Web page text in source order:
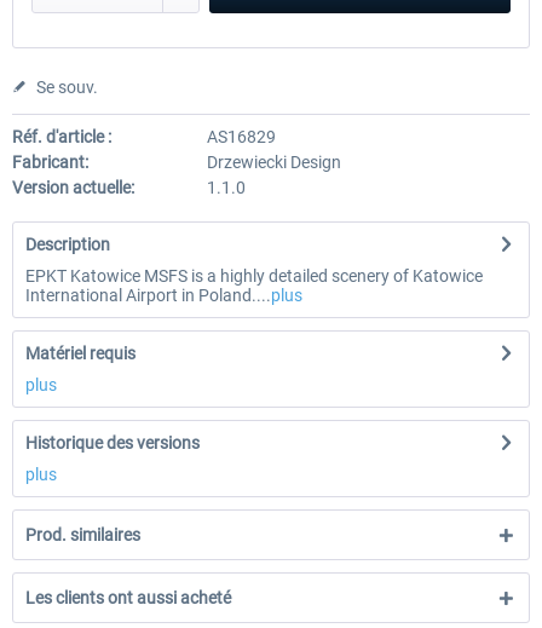
Se souv.
Réf. d'article :
AS16829
Fabricant:
Drzewiecki Design
Version actuelle:
1.1.0
Description
EPKT Katowice MSFS is a highly detailed scenery of Katowice
International Airport in Poland....plus
Matériel requis
plus
Historique des versions
plus
Prod. similaires
Les clients ont aussi acheté